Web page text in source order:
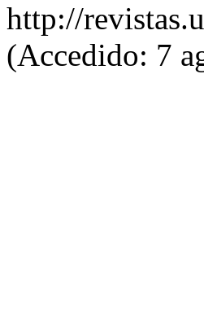
http://
(Accedido: 7